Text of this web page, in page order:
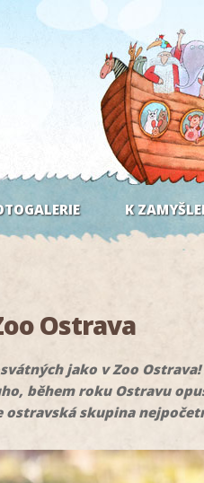
K
Ostrava
jako v Zoo
během roku Ostravu
ostravská skupina